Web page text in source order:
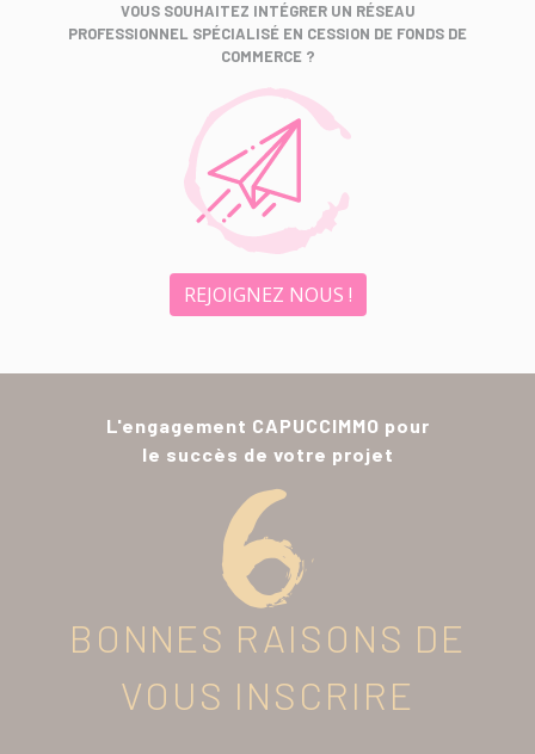
VOUS SOUHAITEZ INTÉGRER UN RÉSEAU
PROFESSIONNEL SPÉCIALISÉ EN CESSION DE FONDS DE
COMMERCE ?
REJOIGNEZ NOUS !
L'engagement CAPUCCIMMO pour
le succès de votre projet
BONNES RAISONS DE
VOUS INSCRIRE